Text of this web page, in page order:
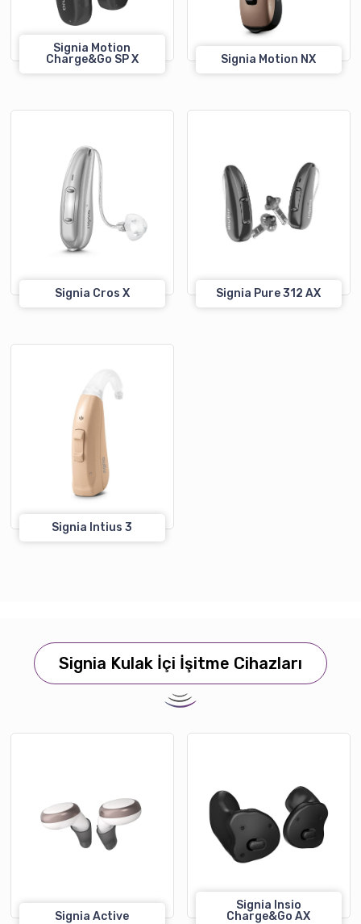
Signia Motion
Charge&Go SP X
Signia Motion NX
Signia Cros X Signia Pure 312 AX
Signia Intius 3
Signia Kulak İçi İşitme Cihazları
Signia Active
Signia Insio
Charge&Go AX